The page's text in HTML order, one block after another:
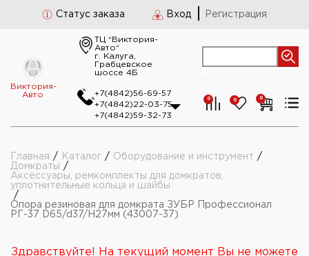
Статус заказа Вход Регистрация
Виктория-
Авто
ТЦ “Виктория-
Авто“
г. Калуга,
Грабцевское
шоссе 4Б
+7(4842)56-69-57
+7(4842)22-03-75
+7(4842)59-32-73
0 0 0
Главная / Каталог / Оборудование и инструмент /
Домкраты /
Аксессуары, ремкомплекты для домкратов,
уплотнительные кольца и шайбы
/
Опора резиновая для домкрата ЗУБР Профессионал
РГ-37 D65/d37/H27мм (43007-37)
Здравствуйте! На текущий момент Вы не можете